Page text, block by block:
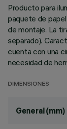
Producto para
paquete de
de montaje. La
separado).
cuenta con una
necesidad de
DIMENSIONES
General (mm)